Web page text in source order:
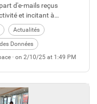
d'e-mails reçus
et incitant à
garde !
Actualités
Données
· on 2/10/25 at 1:49 PM